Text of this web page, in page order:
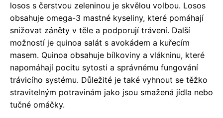
losos s čerstvou zeleninou je skvělou volbou. Losos
obsahuje omega-3 mastné kyseliny, které pomáhají
snižovat záněty v těle a podporují trávení. Další
možností je quinoa salát s avokádem a kuřecím
masem. Quinoa obsahuje bílkoviny a vlákninu, které
napomáhají pocitu sytosti a správnému fungování
trávicího systému. Důležité je také vyhnout se těžko
stravitelným potravinám jako jsou smažená jídla nebo
tučné omáčky.